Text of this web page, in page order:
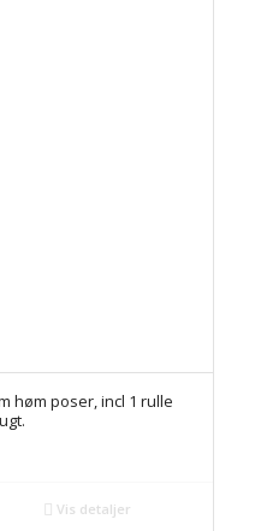
høm poser, incl 1 rulle
Vis detaljer